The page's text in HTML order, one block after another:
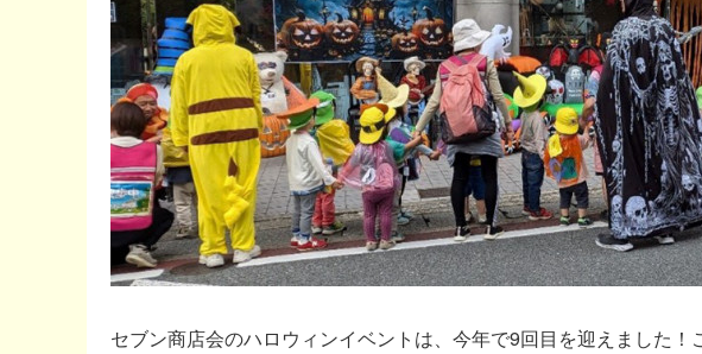
セブン商店会のハロウィンイベントは、今年で9回目を迎えました